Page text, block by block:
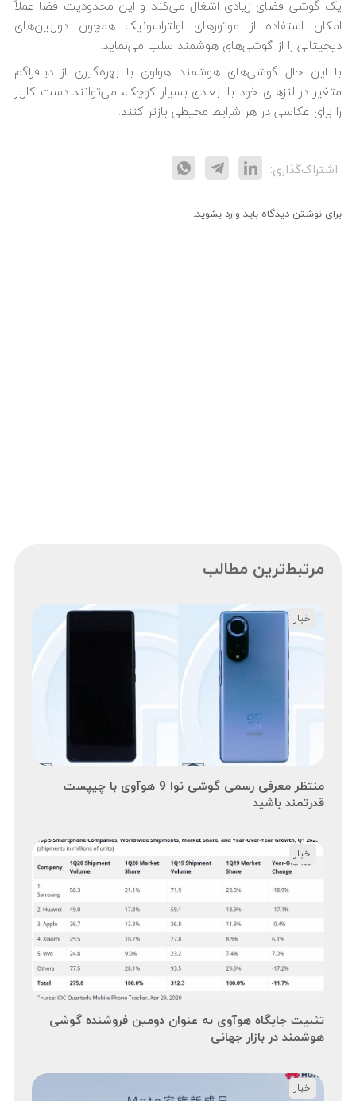
یک گوشی فضای زیادی اشغال می‌کند و این محدودیت فضا عملاً
امکان استفاده از موتورهای اولتراسونیک همچون دوربین‌های
دیجیتالی را از گوشی‌های هوشمند سلب می‌نماید.
با این حال گوشی‌های هوشمند هواوی با بهره‌گیری از دیافراگم
متغیر در لنزهای خود با ابعادی بسیار کوچک، می‌توانند دست کاربر
را برای عکاسی در هر شرایط محیطی بازتر کنند.
اشتراک‌گذاری:
برای نوشتن دیدگاه باید وارد بشوید.
مرتبط‌ترین مطالب
منتظر معرفی رسمی گوشی نوا 9 هوآوی با چیپست
قدرتمند باشید
اخبار
تثبیت جایگاه هوآوی به عنوان دومین فروشنده گوشی
هوشمند در بازار جهانی
اخبار
اخبار